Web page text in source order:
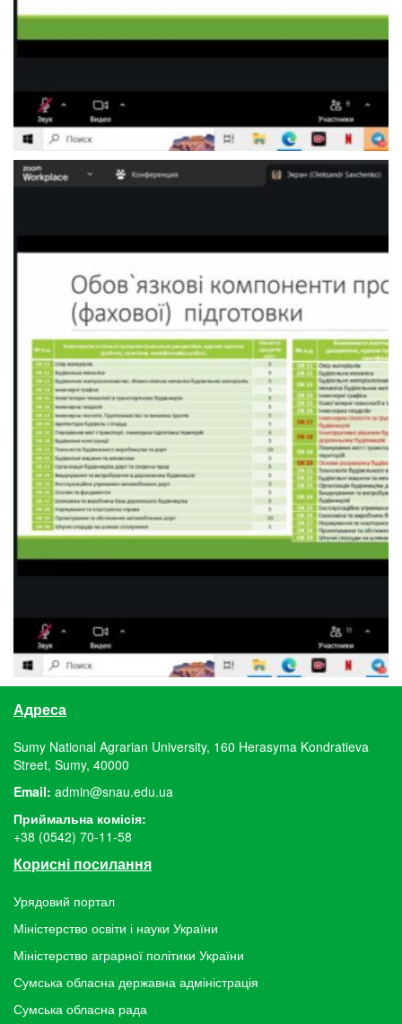
Адреса
Sumy National Agrarian University, 160 Herasyma Kondratieva
Street, Sumy, 40000
Email: admin@snau.edu.ua
Приймальна комісія:
+38 (0542) 70-11-58
Корисні посилання
Урядовий портал
Міністерство освіти і науки України
Міністерство аграрної політики України
Сумська обласна державна адміністрація
Сумська обласна рада